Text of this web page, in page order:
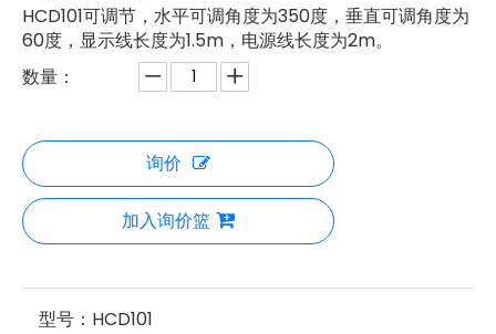
HCD101可调节，水平可调角度为350度，垂直可调角度为
60度，显示线长度为1.5m，电源线长度为2m。
数量：
询价
加入询价篮
型号： HCD101